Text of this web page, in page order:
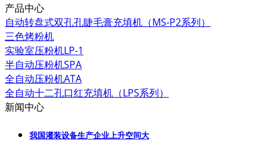
产品中心
自动转盘式双孔孔睫毛膏充填机（MS-P2系列）
三色烤粉机
实验室压粉机LP-1
半自动压粉机SPA
全自动压粉机ATA
全自动十二孔口红充填机（LPS系列）
新闻中心
我国灌装设备生产企业上升空间大